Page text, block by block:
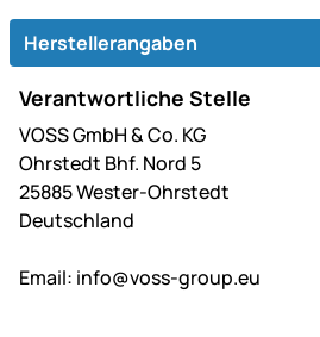
Herstellerangaben
Verantwortliche Stelle
VOSS GmbH & Co. KG
Ohrstedt Bhf. Nord 5
25885 Wester-Ohrstedt
Deutschland
Email: info@voss-group.eu